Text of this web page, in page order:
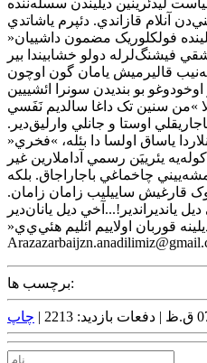
»حيدر بابايا سلام« پوئماسي اصلينده فولکلوريک مضمون داشييان
فيشنگ‌لرله دولو خشابيندا بير
بو بنديدن سونرا ائشييين
اوستا و جانلي وارليق‌دير.
ياساق اولسا دا بئله، »فخري«
کوله‌يه يئرييَن رسمي آداملارين غير
چاخماغي باجاراجاق. بلکه
قارغيش ساييليب زامان زامان.
برچسب ها:
دفعات بازدید: 2213 | چاپ